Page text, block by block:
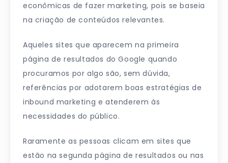
econômicas de fazer marketing, pois se baseia
na criação de conteúdos relevantes.
Aqueles sites que aparecem na primeira
página de resultados do Google quando
procuramos por algo são, sem dúvida,
referências por adotarem boas estratégias de
inbound marketing e atenderem às
necessidades do público.
Raramente as pessoas clicam em sites que
estão na segunda página de resultados ou nas